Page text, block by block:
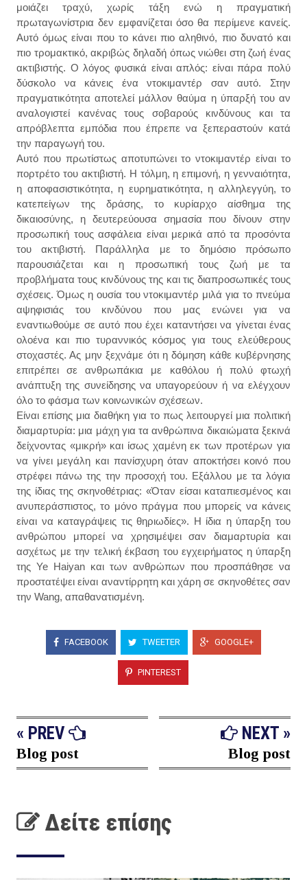
μοιάζει τραχύ, χωρίς τάξη ενώ η πραγματική
πρωταγωνίστρια δεν εμφανίζεται όσο θα περίμενε κανείς.
Αυτό όμως είναι που το κάνει πιο αληθινό, πιο δυνατό και
πιο τρομακτικό, ακριβώς δηλαδή όπως νιώθει στη ζωή ένας
ακτιβιστής. Ο λόγος φυσικά είναι απλός: είναι πάρα πολύ
δύσκολο να κάνεις ένα ντοκιμαντέρ σαν αυτό. Στην
πραγματικότητα αποτελεί μάλλον θαύμα η ύπαρξή του αν
αναλογιστεί κανένας τους σοβαρούς κινδύνους και τα
απρόβλεπτα εμπόδια που έπρεπε να ξεπεραστούν κατά
την παραγωγή του.
Αυτό που πρωτίστως αποτυπώνει το ντοκιμαντέρ είναι το
πορτρέτο του ακτιβιστή. Η τόλμη, η επιμονή, η γενναιότητα,
η αποφασιστικότητα, η ευρηματικότητα, η αλληλεγγύη, το
κατεπείγων της δράσης, το κυρίαρχο αίσθημα της
δικαιοσύνης, η δευτερεύουσα σημασία που δίνουν στην
προσωπική τους ασφάλεια είναι μερικά από τα προσόντα
του ακτιβιστή. Παράλληλα με το δημόσιο πρόσωπο
παρουσιάζεται και η προσωπική τους ζωή με τα
προβλήματα τους κινδύνους της και τις διαπροσωπικές τους
σχέσεις. Όμως η ουσία του ντοκιμαντέρ μιλά για το πνεύμα
αψηφισιάς του κινδύνου που μας ενώνει για να
εναντιωθούμε σε αυτό που έχει καταντήσει να γίνεται ένας
ολοένα και πιο τυραννικός κόσμος για τους ελεύθερους
στοχαστές. Ας μην ξεχνάμε ότι η δόμηση κάθε κυβέρνησης
επιτρέπει σε ανθρωπάκια με καθόλου ή πολύ φτωχή
ανάπτυξη της συνείδησης να υπαγορεύουν ή να ελέγχουν
όλο το φάσμα των κοινωνικών σχέσεων.
Είναι επίσης μια διαθήκη για το πως λειτουργεί μια πολιτική
διαμαρτυρία: μια μάχη για τα ανθρώπινα δικαιώματα ξεκινά
δείχνοντας «μικρή» και ίσως χαμένη εκ των προτέρων για
να γίνει μεγάλη και πανίσχυρη όταν αποκτήσει κοινό που
στρέφει πάνω της την προσοχή του. Εξάλλου με τα λόγια
της ίδιας της σκηνοθέτριας: «Όταν είσαι καταπιεσμένος και
ανυπεράσπιστος, το μόνο πράγμα που μπορείς να κάνεις
είναι να καταγράψεις τις θηριωδίες». Η ίδια η ύπαρξη του
ανθρώπου μπορεί να χρησιμέψει σαν διαμαρτυρία και
ασχέτως με την τελική έκβαση του εγχειρήματος η ύπαρξη
της Ye Haiyan και των ανθρώπων που προσπάθησε να
προστατέψει είναι αναντίρρητη και χάρη σε σκηνοθέτες σαν
την Wang, απαθανατισμένη.
FACEBOOK TWEETER GOOGLE+
PINTEREST
« PREV
Blog post
NEXT »
Blog post
Δείτε επίσης